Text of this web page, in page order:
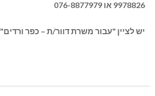
9978826 או 076-8877979
יש לציין "עבור משרת דוור/ת – כפר ורדים".